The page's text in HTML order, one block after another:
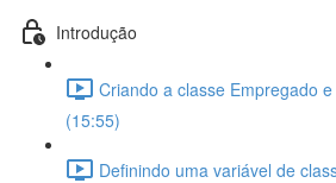
Introdução
Criando a classe Empregado
(15:55)
Definindo uma variável de